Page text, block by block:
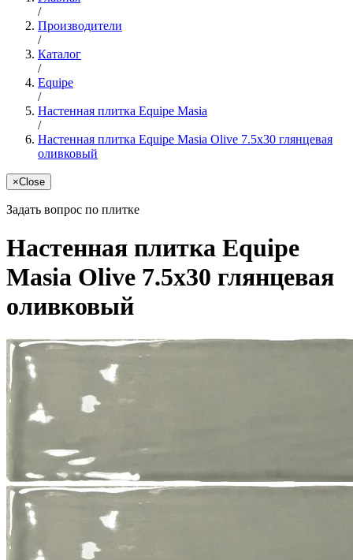
/
Производители
/
Каталог
/
Equipe
/
Настенная плитка Equipe Masia
/
Настенная плитка Equipe Masia Olive 7.5x30 глянцевая
оливковый
×Close
Задать вопрос по плитке
Настенная плитка Equipe
Masia Olive 7.5x30 глянцевая
оливковый